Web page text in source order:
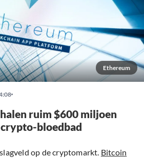
Ethereum
halen ruim $600 miljoen
bloedbad
op de cryptomarkt. Bitcoin